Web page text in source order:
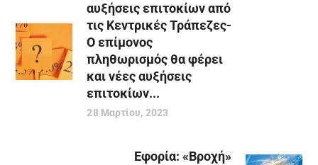
αυξήσεις επιτοκίων από
τις Κεντρικές Τράπεζες-
Ο επίμονος
πληθωρισμός θα φέρει
και νέες αυξήσεις
επιτοκίων...
28 Μαρτίου, 2023
Εφορία: «Βροχή»